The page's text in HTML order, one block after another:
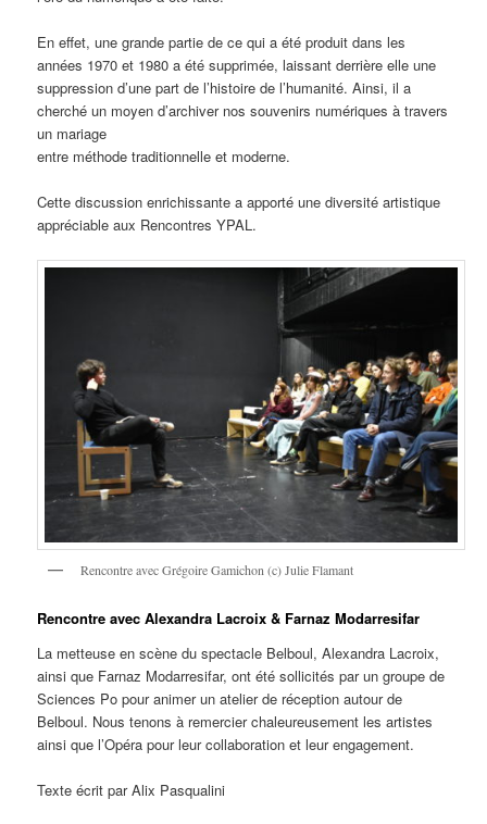
En effet, une grande partie de ce qui a été produit dans les
années 1970 et 1980 a été supprimée, laissant derrière elle une
suppression d’une part de l’histoire de l’humanité. Ainsi, il a
cherché un moyen d’archiver nos souvenirs numériques à travers
un mariage
entre méthode traditionnelle et moderne.
Cette discussion enrichissante a apporté une diversité artistique
appréciable aux Rencontres YPAL.
Rencontre avec Grégoire Gamichon (c) Julie Flamant
Rencontre avec Alexandra Lacroix & Farnaz Modarresifar
La metteuse en scène du spectacle Belboul, Alexandra Lacroix,
ainsi que Farnaz Modarresifar, ont été sollicités par un groupe de
Sciences Po pour animer un atelier de réception autour de
Belboul. Nous tenons à remercier chaleureusement les artistes
ainsi que l’Opéra pour leur collaboration et leur engagement.
Texte écrit par Alix Pasqualini